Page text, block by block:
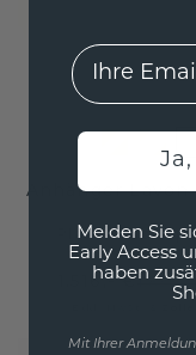
Anhänger Lavon
Platin/Gelb
1.516,- €
EMail
Melden Sie
Early Access
haben
Mit Ihrer